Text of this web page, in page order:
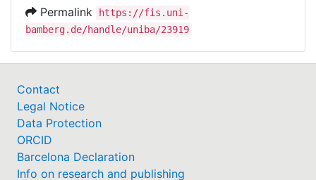
Permalink
https://fis.uni-
bamberg.de/handle/uniba/23919
Contact
Legal Notice
Data Protection
ORCID
Barcelona Declaration
Info on research and publishing